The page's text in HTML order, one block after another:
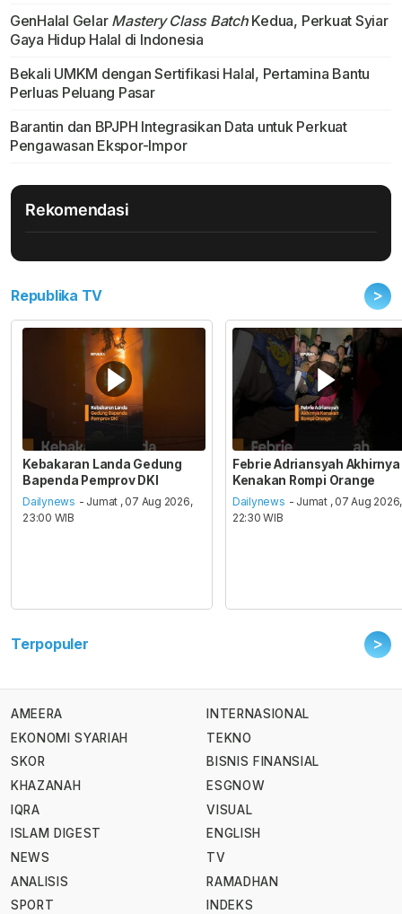
GenHalal Gelar Mastery Class BatchKedua, Perkuat Syiar
Gaya Hidup Halal di Indonesia
Bekali UMKM dengan Sertifikasi Halal, Pertamina Bantu
Perluas Peluang Pasar
Barantin dan BPJPH Integrasikan Data untuk Perkuat
Pengawasan Ekspor-Impor
Rekomendasi
Republika TV >
Kebakaran Landa Gedung
Bapenda Pemprov DKI
Dailynews - Jumat , 07 Aug 2026,
23:00 WIB
Febrie Adriansyah Akhirnya
Kenakan Rompi Orange
Dailynews - Jumat , 07 Aug 2026,
22:30 WIB
Terpopuler >
AMEERA
EKONOMI SYARIAH
SKOR
KHAZANAH
IQRA
ISLAM DIGEST
NEWS
ANALISIS
SPORT
INTERNASIONAL
TEKNO
BISNIS FINANSIAL
ESGNOW
VISUAL
ENGLISH
TV
RAMADHAN
INDEKS